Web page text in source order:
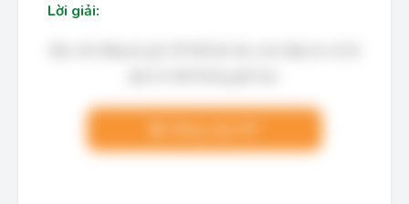
Lời giải: